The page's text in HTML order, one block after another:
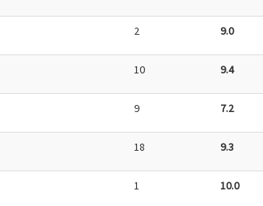
2 9.0
10 9.4
9 7.2
18 9.3
1 10.0